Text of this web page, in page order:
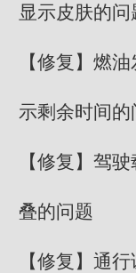
显示皮肤的问
【修复】燃
示剩余时间的
【修复】驾
叠的问题
【修复】通